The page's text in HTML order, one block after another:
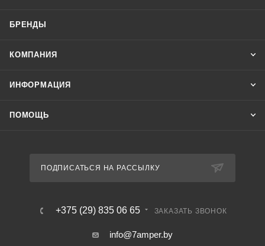
БРЕНДЫ
КОМПАНИЯ
ИНФОРМАЦИЯ
ПОМОЩЬ
ПОДПИСАТЬСЯ НА РАССЫЛКУ
+375 (29) 835 06 65 ЗАКАЗАТЬ ЗВОНОК
info@7amper.by